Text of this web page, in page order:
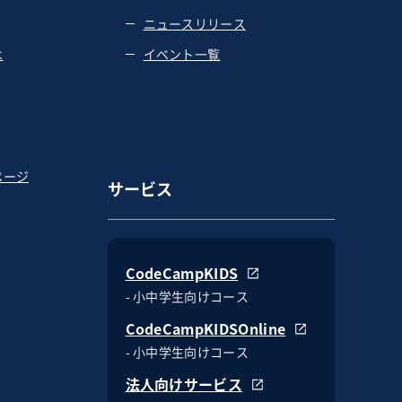
ジ
ニュースリリース
イベント一覧
サービス
CodeCampKIDS
- 小中学生向けコース
CodeCampKIDSOnline
- 小中学生向けコース
法人向けサービス